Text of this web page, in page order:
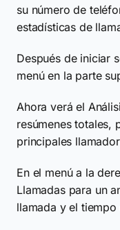
su número de
estadísticas de
Después de iniciar
menú en la parte
Ahora verá el
resúmenes totales,
principales
En el menú a la
Llamadas para un
llamada y el